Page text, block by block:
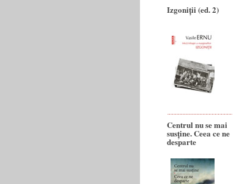
Izgoniții (ed. 2)
Centrul nu se mai
susține. Ceea ce ne
desparte